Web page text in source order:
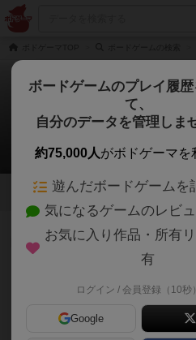
ヘンゼルか
4件のレビ
4 4
204名
こんばんは！ツイ
名前のアカウント
大賢者
ボードゲームのプレイ履歴
て、
自分のデータを管理しま
約75,000人がボドゲーマを
遊んだボードゲームを
気になるゲームのレビ
お気に入り作品・所有
有
ログイン / 会員登録（10秒）
Google